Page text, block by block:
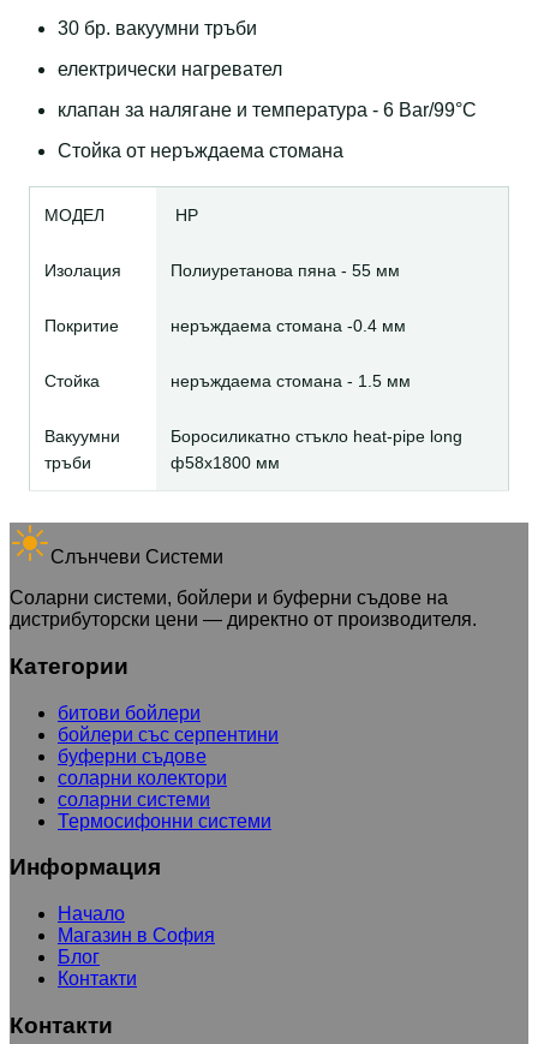
30 бр. вакуумни тръби
електрически нагревател
клапан за налягане и температура - 6 Bar/99°С
Стойка от неръждаема стомана
МОДЕЛ HP
Изолация Полиуретанова пяна - 55 мм
Покритие неръждаема стомана -0.4 мм
Стойка неръждаема стомана - 1.5 мм
Вакуумни
тръби
Боросиликатно стъкло heat-pipe long
ф58x1800 мм
Слънчеви Системи
Соларни системи, бойлери и буферни съдове на
дистрибуторски цени — директно от производителя.
Категории
битови бойлери
бойлери със серпентини
буферни съдове
соларни колектори
соларни системи
Термосифонни системи
Информация
Начало
Магазин в София
Блог
Контакти
Контакти